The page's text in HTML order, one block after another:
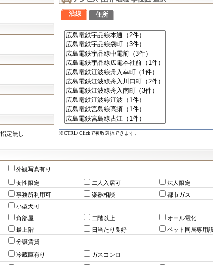
指定無し
沿線 住所
※CTRL+Clickで複数選択できます。
外観写真有り
女性限定 二人入居可
法人限定
事務所利用可 楽器相談
都市ガス
小型犬可
角部屋 二階以上
オール電化
最上階 日当たり良好
ペット同居専用
分譲賃貸
冷蔵庫有り ガスコンロ